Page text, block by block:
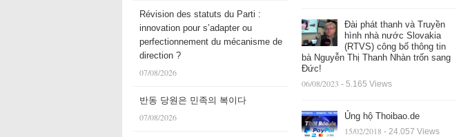
Révision des statuts du Parti :
innovation pour s’adapter ou
perfectionnement du mécanisme de
direction ?
07/08/2026
반동 당원은 민족의 복이다
07/08/2026
Đài phát thanh và Truyền
hình nhà nước Slovakia
(RTVS) công bố thông tin
bà Nguyễn Thị Thanh Nhàn trốn sang
Đức!
06/08/2023 - 5.165 Views
Ủng hộ Thoibao.de
15/02/2018 - 24.057 Views